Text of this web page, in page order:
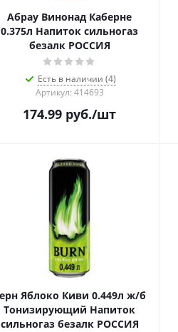
Абрау Винонад Каберне
0.375л Напиток сильногаз
безалк РОССИЯ
Есть в наличии (4)
Артикул: 414693
174.99 руб./шт
Яблоко Киви 0.449л ж/б
Тонизирующий Напиток
сильногаз безалк РОССИЯ